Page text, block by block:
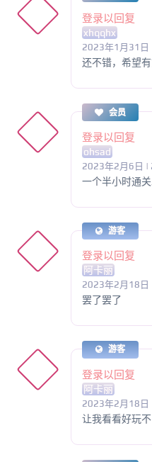
登录以回复
xhqqhx
2023年1月31日
还不错，希望
会员
登录以回复
ohsad
2023年2月6日 |
一个半小时通
游客
登录以回复
阿卡丽
2023年2月18日
罢了罢了
游客
登录以回复
阿卡丽
2023年2月18日
让我看看好玩不